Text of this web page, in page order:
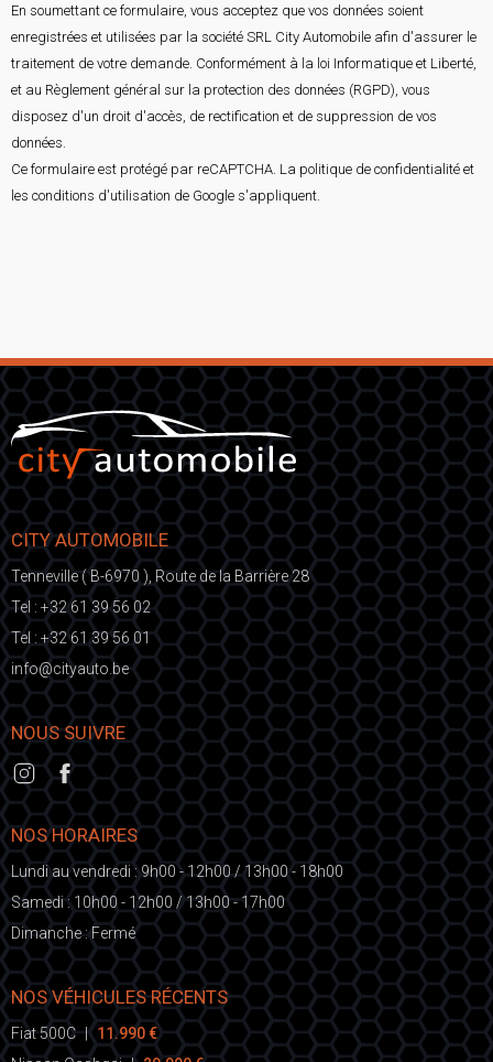
En soumettant ce formulaire, vous acceptez que vos données soient
enregistrées et utilisées par la société SRL City Automobile afin d'assurer le
traitement de votre demande. Conformément à la loi Informatique et Liberté,
et au Règlement général sur la protection des données (RGPD), vous
disposez d'un droit d'accès, de rectification et de suppression de vos
données.
Ce formulaire est protégé par reCAPTCHA. La politique de confidentialité et
les conditions d'utilisation de Google s'appliquent.
CITY AUTOMOBILE
Tenneville ( B-6970 ), Route de la Barrière 28
Tel : +32 61 39 56 02
Tel : +32 61 39 56 01
eb.otuayt
ic@o
fni
NOUS SUIVRE
NOS HORAIRES
Lundi au vendredi : 9h00 - 12h00 / 13h00 - 18h00
Samedi : 10h00 - 12h00 / 13h00 - 17h00
Dimanche : Fermé
NOS VÉHICULES RÉCENTS
Fiat 500C | 11.990 €